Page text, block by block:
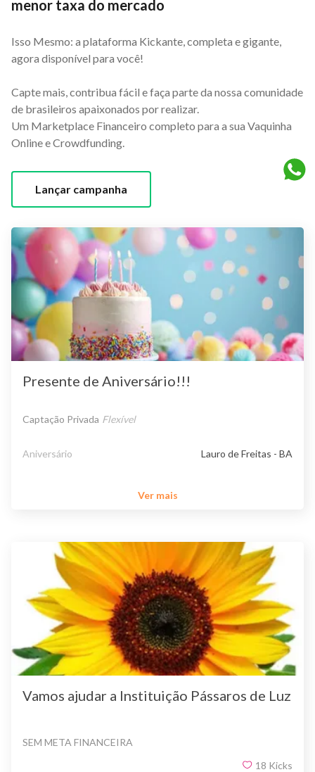
menor taxa do mercado
Isso Mesmo: a plataforma Kickante, completa e gigante,
agora disponível para você!
Capte mais, contribua fácil e faça parte da nossa comunidade
de brasileiros apaixonados por realizar.
Um Marketplace Financeiro completo para a sua Vaquinha
Online e Crowdfunding.
Lançar campanha
Presente de Aniversário!!!
Captação Privada Flexível
Aniversário Lauro de Freitas - BA
Ver mais
Vamos ajudar a Instituição Pássaros de Luz
SEM META FINANCEIRA
18 Kicks